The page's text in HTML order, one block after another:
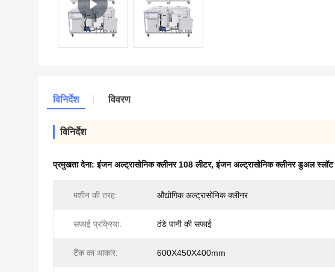
विनिर्देश विवरण
विनिर्देश
प्रमुखता देना:इंजन अल्ट्रासोनिक क्लीनर 108 लीटर,इंजन अल्ट्रासोनिक क्लीनर डुअल स्लॉट
मशीन की तरह: औद्योगिक अल्ट्रासोनिक क्लीनर
सफाई प्रक्रिया: ठंडे पानी की सफाई
टैंक का आकार: 600X450X400mm